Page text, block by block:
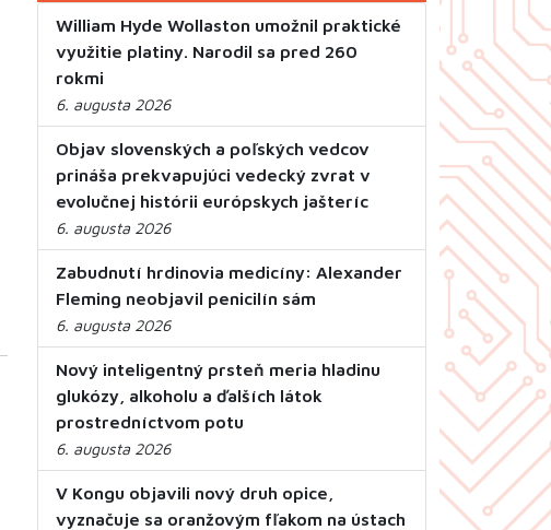
William Hyde Wollaston umožnil praktické
využitie platiny. Narodil sa pred 260
rokmi
6. augusta 2026
Objav slovenských a poľských vedcov
prináša prekvapujúci vedecký zvrat v
evolučnej histórii európskych jašteríc
6. augusta 2026
Zabudnutí hrdinovia medicíny: Alexander
Fleming neobjavil penicilín sám
6. augusta 2026
Nový inteligentný prsteň meria hladinu
glukózy, alkoholu a ďalších látok
prostredníctvom potu
6. augusta 2026
V Kongu objavili nový druh opice,
vyznačuje sa oranžovým fľakom na ústach